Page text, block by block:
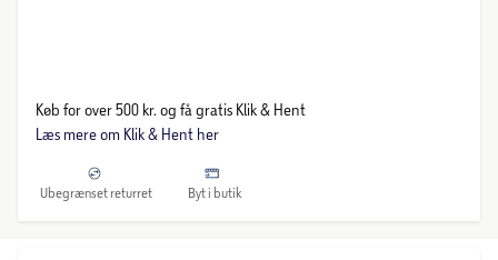
Køb for over 500 kr. og få gratis Klik & Hent
Læs mere om Klik & Hent her
Ubegrænset returret Byt i butik